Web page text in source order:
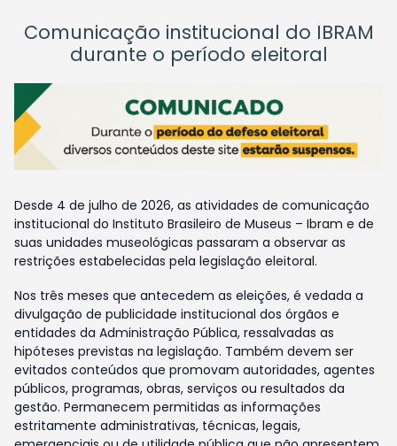
Comunicação institucional do IBRAM
durante o período eleitoral
Desde 4 de julho de 2026, as atividades de comunicação
institucional do Instituto Brasileiro de Museus – Ibram e de
suas unidades museológicas passaram a observar as
restrições estabelecidas pela legislação eleitoral.
Nos três meses que antecedem as eleições, é vedada a
divulgação de publicidade institucional dos órgãos e
entidades da Administração Pública, ressalvadas as
hipóteses previstas na legislação. Também devem ser
evitados conteúdos que promovam autoridades, agentes
públicos, programas, obras, serviços ou resultados da
gestão. Permanecem permitidas as informações
estritamente administrativas, técnicas, legais,